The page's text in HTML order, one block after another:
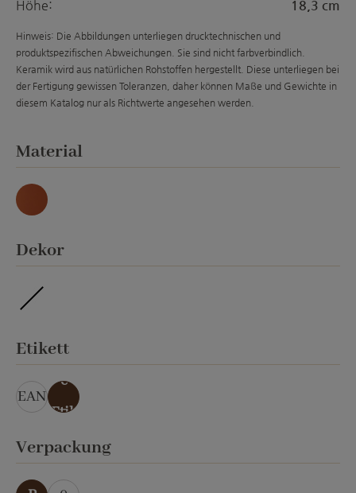
Höhe:
18,3 cm
Hinweis: Die Abbildungen unterliegen drucktechnischen und
produktspezifischen Abweichungen. Sie sind nicht farbverbindlich.
Keramik wird aus natürlichen Rohstoffen hergestellt. Diese unterliegen bei
der Fertigung gewissen Toleranzen, daher können Maße und Gewichte in
diesem Katalog nur als Richtwerte angesehen werden.
Materialauswählen
Natur
Dekorauswählen
Etikettauswählen
EAN
ohn
e
Etik
ett
Verpackungauswählen